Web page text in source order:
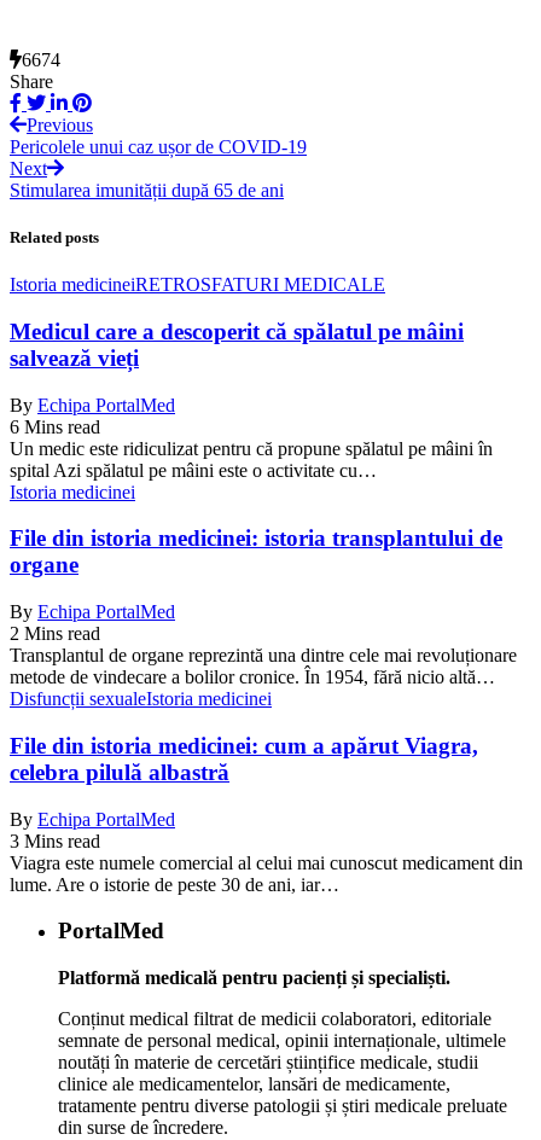
6674
Share
Previous
Pericolele unui caz ușor de COVID-19
Next
Stimularea imunității după 65 de ani
Related posts
Istoria medicineiRETROSFATURI MEDICALE
Medicul care a descoperit că spălatul pe mâini
salvează vieți
By Echipa PortalMed
6 Mins read
Un medic este ridiculizat pentru că propune spălatul pe mâini în
spital Azi spălatul pe mâini este o activitate cu…
Istoria medicinei
File din istoria medicinei: istoria transplantului de
organe
By Echipa PortalMed
2 Mins read
Transplantul de organe reprezintă una dintre cele mai revoluționare
metode de vindecare a bolilor cronice. În 1954, fără nicio altă…
Disfuncții sexualeIstoria medicinei
File din istoria medicinei: cum a apărut Viagra,
celebra pilulă albastră
By Echipa PortalMed
3 Mins read
Viagra este numele comercial al celui mai cunoscut medicament din
lume. Are o istorie de peste 30 de ani, iar…
PortalMed
Platformă medicală pentru pacienți și specialiști.
Conținut medical filtrat de medicii colaboratori, editoriale
semnate de personal medical, opinii internaționale, ultimele
noutăți în materie de cercetări științifice medicale, studii
clinice ale medicamentelor, lansări de medicamente,
tratamente pentru diverse patologii și știri medicale preluate
din surse de încredere.